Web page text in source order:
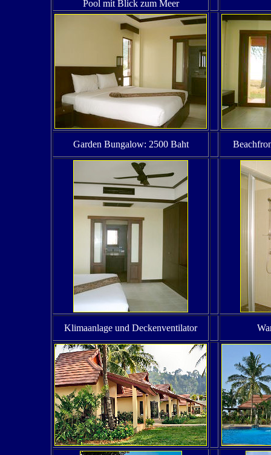
Pool mit Blick zum Meer
Garden Bungalow: 2500 Baht
Klimaanlage und Deckenventilator